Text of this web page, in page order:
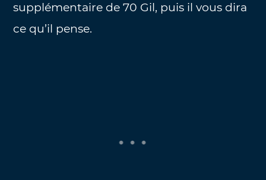
supplémentaire de 70 Gil, puis il vous dira
ce qu’il pense.